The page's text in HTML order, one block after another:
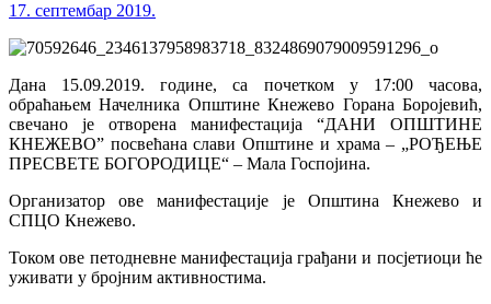
17. септембар 2019.
Дана 15.09.2019. године, са почетком у 17:00 часова,
обраћањем Начелника Општине Кнежево Горана Боројевић,
свечано је отворена манифестација “ДАНИ ОПШТИНЕ
КНЕЖЕВО” посвећана слави Општине и храма – „РОЂЕЊЕ
ПРЕСВЕТЕ БОГОРОДИЦЕ“ – Мала Госпојина.
Организатор ове манифестације је Општина Кнежево и
СПЦО Кнежево.
Током ове петодневне манифестација грађани и посјетиоци ће
уживати у бројним активностима.